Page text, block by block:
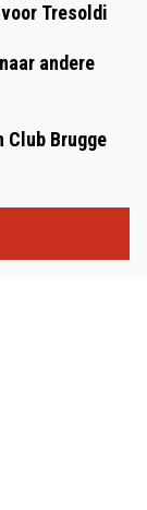
Tresoldi
andere
Club Brugge